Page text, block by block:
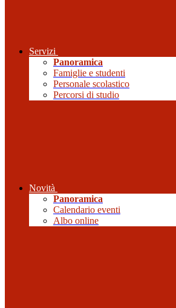
Servizi
Panoramica
Famiglie e studenti
Personale scolastico
Percorsi di studio
Novità
Panoramica
Calendario eventi
Albo online